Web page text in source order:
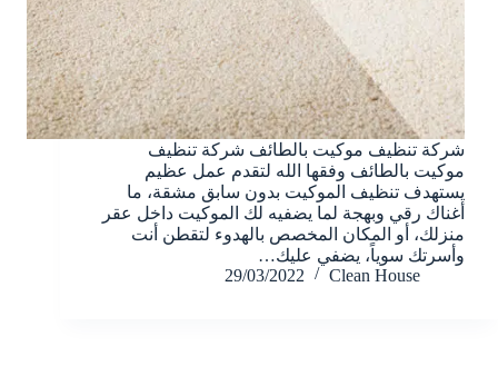
شركة تنظيف موكيت بالطائف شركة تنظيف
موكيت بالطائف وفقها الله لتقدم عمل عظيم
يستهدف تنظيف الموكيت بدون سابق مشقة، ما
أغناك رقي وبهجة لما يضفيه لك الموكيت داخل عقر
منزلك، أو المكان المخصص بالهدوء لتقطن أنت
وأسرتك سوياً، يضفي عليك…
Clean House
29/03/2022